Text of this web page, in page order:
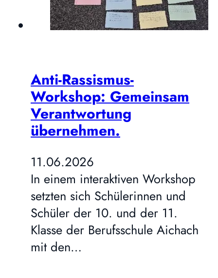
Anti-Rassismus-
Workshop: Gemeinsam
Verantwortung
übernehmen.
11.06.2026
In einem interaktiven Workshop
setzten sich Schülerinnen und
Schüler der 10. und der 11.
Klasse der Berufsschule Aichach
mit den…